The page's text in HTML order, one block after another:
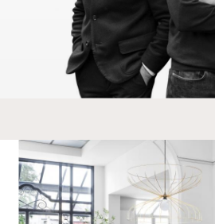
table de 75 cm (table L 150
ou bien de 49 cm ou 98
avec 2 allonges).